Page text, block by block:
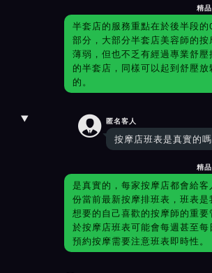
精
半套店的服務重點在於後半段的
部分，大部分半套店美容師的按
薄弱，但也不乏有經過專業舒壓
的半套店，同樣可以起到舒壓放
的。
 匿名客人
按摩店班表是真實的嗎
精
是真實的，每家按摩店都會給客
份當前最新按摩排班表，班表是
想要的自己喜歡的按摩師的重要
於按摩店班表可能會每週甚至每
預約按摩需要注意班表即時性。